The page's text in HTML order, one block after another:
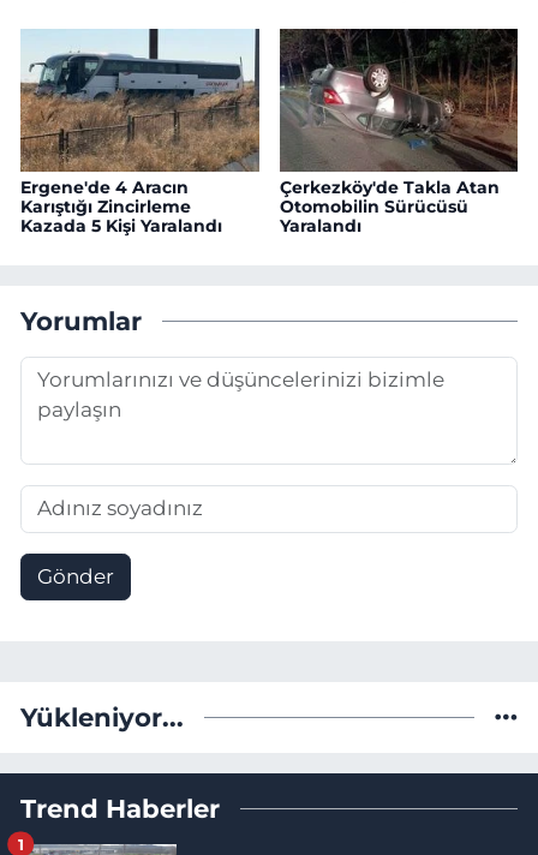
Ergene'de 4 Aracın
Karıştığı Zincirleme
Kazada 5 Kişi Yaralandı
Çerkezköy'de Takla Atan
Otomobilin Sürücüsü
Yaralandı
Yorumlar
Gönder
Yükleniyor...
Trend Haberler
1